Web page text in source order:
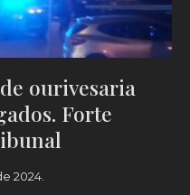
ourivesaria
Forte
2024.